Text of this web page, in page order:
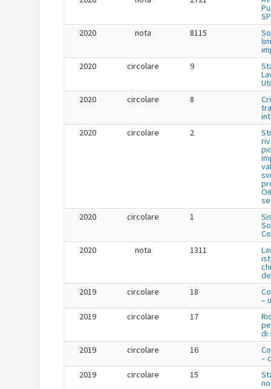
2020
nota 8115
2020
circolare 9
2020
circolare 8
2020
circolare 2
2020
circolare 1
2020
nota 1311
2019
circolare 18
–
2019
circolare 17
di
2019
circolare 16
–
2019
circolare 15